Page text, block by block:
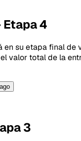
4
en su etapa final de
valor total de la
3